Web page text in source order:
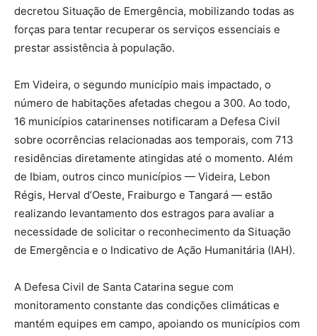
decretou Situação de Emergência, mobilizando todas as
forças para tentar recuperar os serviços essenciais e
prestar assistência à população.
Em Videira, o segundo município mais impactado, o
número de habitações afetadas chegou a 300. Ao todo,
16 municípios catarinenses notificaram a Defesa Civil
sobre ocorrências relacionadas aos temporais, com 713
residências diretamente atingidas até o momento. Além
de Ibiam, outros cinco municípios — Videira, Lebon
Régis, Herval d’Oeste, Fraiburgo e Tangará — estão
realizando levantamento dos estragos para avaliar a
necessidade de solicitar o reconhecimento da Situação
de Emergência e o Indicativo de Ação Humanitária (IAH).
A Defesa Civil de Santa Catarina segue com
monitoramento constante das condições climáticas e
mantém equipes em campo, apoiando os municípios com